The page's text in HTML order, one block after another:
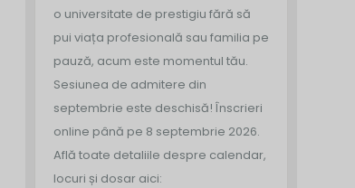
o universitate de prestigiu fără să
pui viața profesională sau familia pe
pauză, acum este momentul tău.
Sesiunea de admitere din
septembrie este deschisă! Înscrieri
online până pe 8 septembrie 2026.
Află toate detaliile despre calendar,
locuri și dosar aici: